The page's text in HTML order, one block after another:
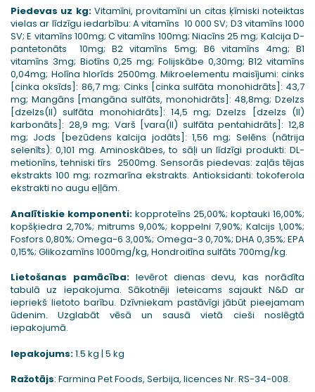
Piedevas uz kg:Vitamīni, provitamīni un citas ķīmiski noteiktas
vielas ar līdzīgu iedarbību: A vitamīns 10 000 SV; D3 vitamīns 1000
SV; E vitamīns 100mg; C vitamīns 100mg; Niacīns 25 mg; Kalcija D-
pantetonāts 10mg; B2 vitamīns 5mg; B6 vitamīns 4mg; B1
vitamīns 3mg; Biotīns 0,25 mg; Folijskābe 0,30mg; B12 vitamīns
0,04mg; Holīna hlorīds 2500mg. Mikroelementu maisījumi: cinks
[cinka oksīds]: 86,7 mg; Cinks [cinka sulfāta monohidrāts]: 43,7
mg; Mangāns [mangāna sulfāts, monohidrāts]: 48,8mg; Dzelzs
[dzelzs(II) sulfāta monohidrāts]: 14,5 mg; Dzelzs [dzelzs (II)
karbonāts]: 28,9 mg; Varš [vara(II) sulfāta pentahidrāts]: 12,8
mg; Jods [bezūdens kalcija jodāts]: 1,56 mg; Selēns (nātrija
selenīts): 0,101 mg. Aminoskābes, to sāļi un līdzīgi produkti: DL-
metionīns, tehniski tīrs 2500mg. Sensorās piedevas: zaļās tējas
ekstrakts 100 mg; rozmarīna ekstrakts. Antioksidanti: tokoferola
ekstrakti no augu eļļām.
Analītiskie komponenti: kopproteīns 25,00%; koptauki 16,00%;
kopšķiedra 2,70%; mitrums 9,00%; koppelni 7,90%; Kalcijs 1,00%;
Fosfors 0,80%; Omega-6 3,00%; Omega-3 0,70%; DHA 0,35%; EPA
0,15%; Glikozamīns 1000mg/kg, Hondroitīna sulfāts 700mg/kg.
Lietošanas pamācība: Ievērot dienas devu, kas norādīta
tabulā uz iepakojuma. Sākotnēji ieteicams sajaukt N&D ar
iepriekš lietoto barību. Dzīvniekam pastāvīgi jābūt pieejamam
ūdenim. Uzglabāt vēsā un sausā vietā cieši noslēgtā
iepakojumā.
Iepakojums:1.5 kg | 5 kg
Ražotājs: Farmina Pet Foods, Serbija, licences Nr. RS-34-008.